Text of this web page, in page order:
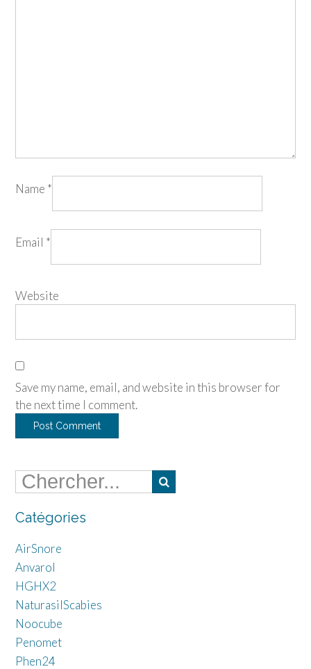
Name *
Email *
Website
Save my name, email, and website in this browser for
the next time I comment.
Catégories
AirSnore
Anvarol
HGHX2
NaturasilScabies
Noocube
Penomet
Phen24